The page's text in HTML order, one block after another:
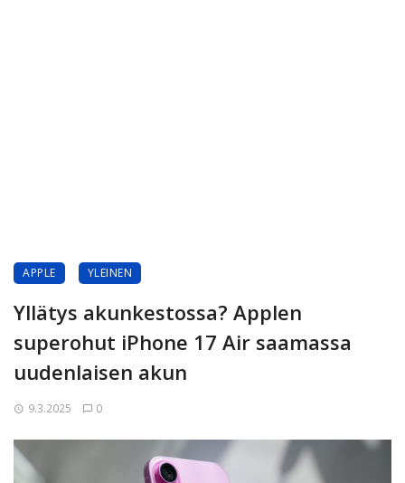
APPLE YLEINEN
Yllätys akunkestossa? Applen
superohut iPhone 17 Air saamassa
uudenlaisen akun
9.3.2025 0